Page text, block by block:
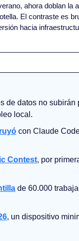
ahora doblan la
El contraste es
hacia
de datos no subirán
local.
con Claude
Contest, por
de 60.000
, un dispositivo